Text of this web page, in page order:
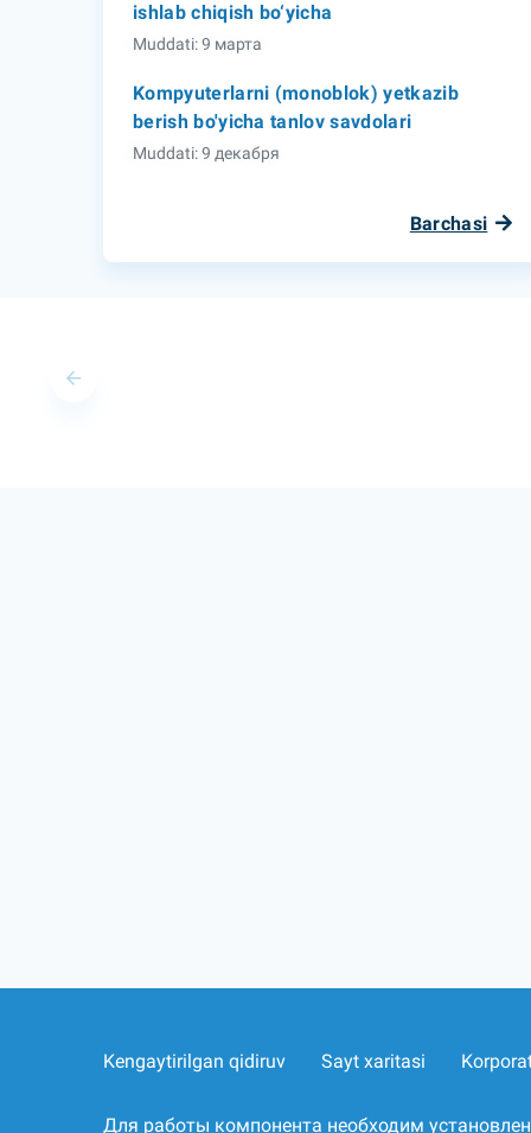
ishlab chiqish bo‘yicha
Muddati: 9 марта
Kompyuterlarni (monoblok) yetkazib
berish bo'yicha tanlov savdolari
Muddati: 9 декабря
Barchasi
Kengaytirilgan qidiruv Sayt xaritasi
Для работы компонента необходим